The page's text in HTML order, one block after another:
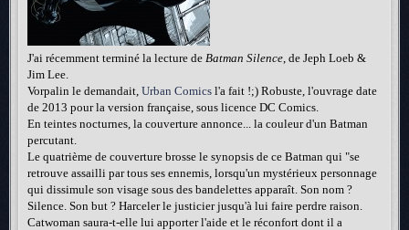
J'ai récemment terminé la lecture de Batman Silence, de Jeph Loeb &
Jim Lee.
Vorpalin le demandait, Urban Comics l'a fait !;) Robuste, l'ouvrage date
de 2013 pour la version française, sous licence DC Comics.
En teintes nocturnes, la couverture annonce... la couleur d'un Batman
percutant.
Le quatrième de couverture brosse le synopsis de ce Batman qui "se
retrouve assailli par tous ses ennemis, lorsqu'un mystérieux personnage
qui dissimule son visage sous des bandelettes apparaît. Son nom ?
Silence. Son but ? Harceler le justicier jusqu'à lui faire perdre raison.
Catwoman saura-t-elle lui apporter l'aide et le réconfort dont il a